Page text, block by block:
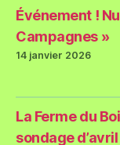
Événement !
Campagnes »
14 janvier 2026
La Ferme du
sondage